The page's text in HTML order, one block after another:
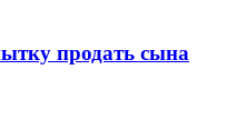
продать сына